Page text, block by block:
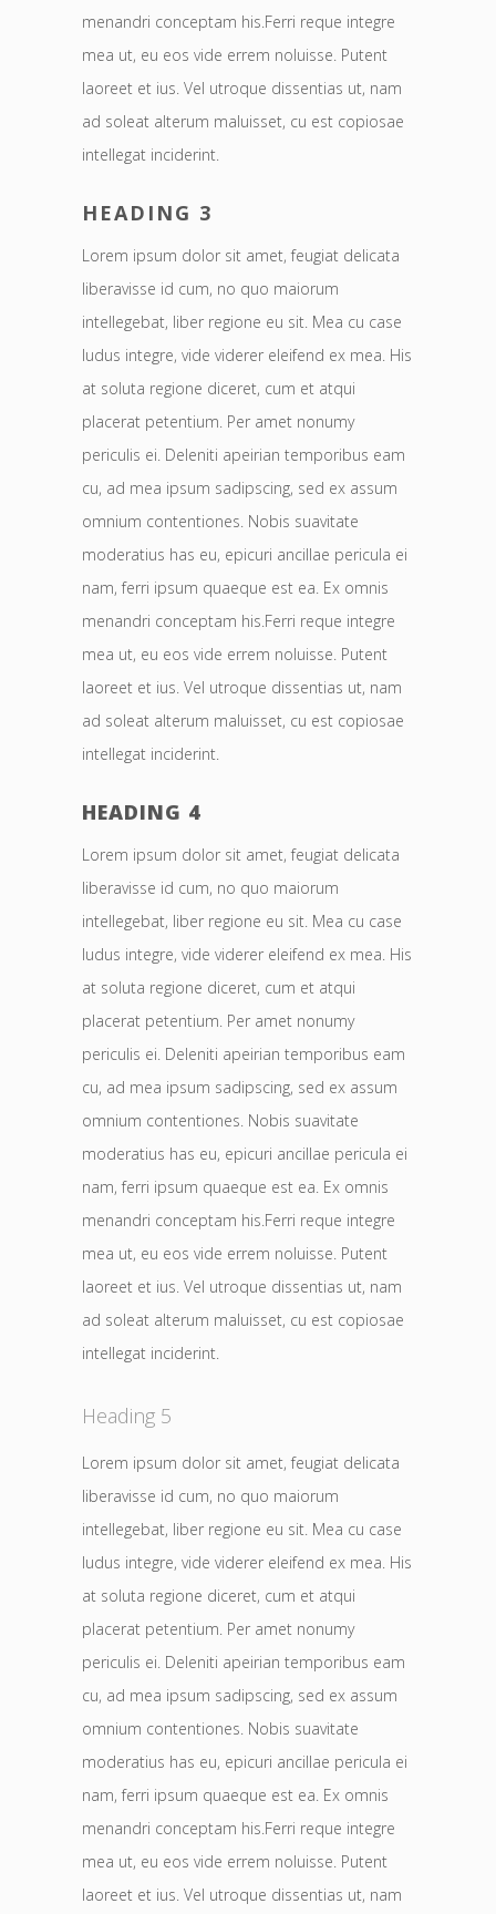
menandri conceptam his.Ferri reque integre
mea ut, eu eos vide errem noluisse. Putent
laoreet et ius. Vel utroque dissentias ut, nam
ad soleat alterum maluisset, cu est copiosae
intellegat inciderint.
HEADING 3
Lorem ipsum dolor sit amet, feugiat delicata
liberavisse id cum, no quo maiorum
intellegebat, liber regione eu sit. Mea cu case
ludus integre, vide viderer eleifend ex mea. His
at soluta regione diceret, cum et atqui
placerat petentium. Per amet nonumy
periculis ei. Deleniti apeirian temporibus eam
cu, ad mea ipsum sadipscing, sed ex assum
omnium contentiones. Nobis suavitate
moderatius has eu, epicuri ancillae pericula ei
nam, ferri ipsum quaeque est ea. Ex omnis
menandri conceptam his.Ferri reque integre
mea ut, eu eos vide errem noluisse. Putent
laoreet et ius. Vel utroque dissentias ut, nam
ad soleat alterum maluisset, cu est copiosae
intellegat inciderint.
HEADING 4
Lorem ipsum dolor sit amet, feugiat delicata
liberavisse id cum, no quo maiorum
intellegebat, liber regione eu sit. Mea cu case
ludus integre, vide viderer eleifend ex mea. His
at soluta regione diceret, cum et atqui
placerat petentium. Per amet nonumy
periculis ei. Deleniti apeirian temporibus eam
cu, ad mea ipsum sadipscing, sed ex assum
omnium contentiones. Nobis suavitate
moderatius has eu, epicuri ancillae pericula ei
nam, ferri ipsum quaeque est ea. Ex omnis
menandri conceptam his.Ferri reque integre
mea ut, eu eos vide errem noluisse. Putent
laoreet et ius. Vel utroque dissentias ut, nam
ad soleat alterum maluisset, cu est copiosae
intellegat inciderint.
Heading 5
Lorem ipsum dolor sit amet, feugiat delicata
liberavisse id cum, no quo maiorum
intellegebat, liber regione eu sit. Mea cu case
ludus integre, vide viderer eleifend ex mea. His
at soluta regione diceret, cum et atqui
placerat petentium. Per amet nonumy
periculis ei. Deleniti apeirian temporibus eam
cu, ad mea ipsum sadipscing, sed ex assum
omnium contentiones. Nobis suavitate
moderatius has eu, epicuri ancillae pericula ei
nam, ferri ipsum quaeque est ea. Ex omnis
menandri conceptam his.Ferri reque integre
mea ut, eu eos vide errem noluisse. Putent
laoreet et ius. Vel utroque dissentias ut, nam